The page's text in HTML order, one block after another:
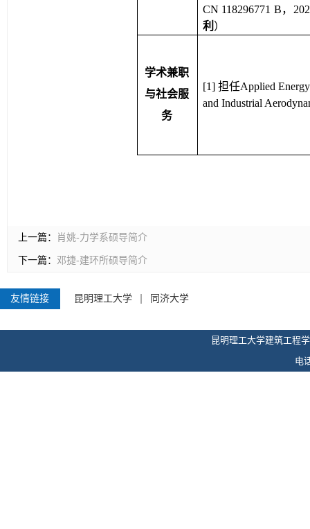
CN 118296771 B，
利 ）
学术兼职
与社会服
务
[1] 担任Applied
and Industrial
上一篇： 肖姚-力学系硕导简介
下一篇： 邓捷-建环所硕导简介
友情链接 昆明理工大学 同济大学
昆明理工大学建筑工程
电